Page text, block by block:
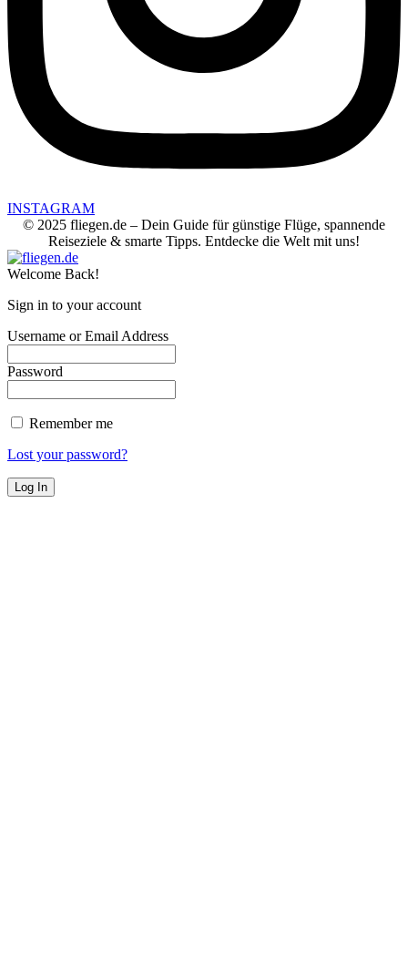
INSTAGRAM
© 2025 fliegen.de – Dein Guide für günstige Flüge, spannende
Reiseziele & smarte Tipps. Entdecke die Welt mit uns!
Welcome Back!
Sign in to your account
Username or Email Address
Password
Remember me
Lost your password?